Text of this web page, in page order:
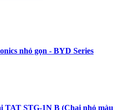
nhỏ gọn - BYD Series
TAT STG-1N B (Chai nhỏ màu